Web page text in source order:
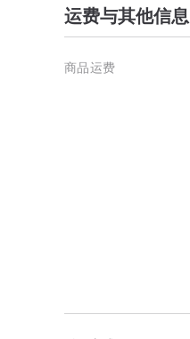
运费与其他信息
商品运费